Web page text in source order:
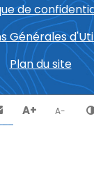
Twitter
Envoyer par mail
A+ Agrandir
A-
de
Générales
Plan du site